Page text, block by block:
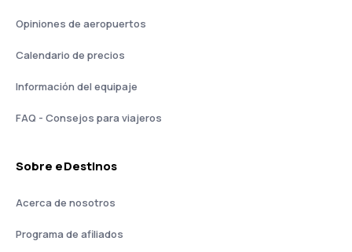
Opiniones de aeropuertos
Calendario de precios
Información del equipaje
FAQ - Consejos para viajeros
Sobre eDestinos
Acerca de nosotros
Programa de afiliados